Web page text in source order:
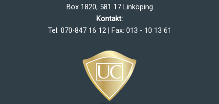
Box 1820, 581 17 Linköping
Kontakt:
Tel: 070-847 16 12 | Fax: 013 - 10 13 61